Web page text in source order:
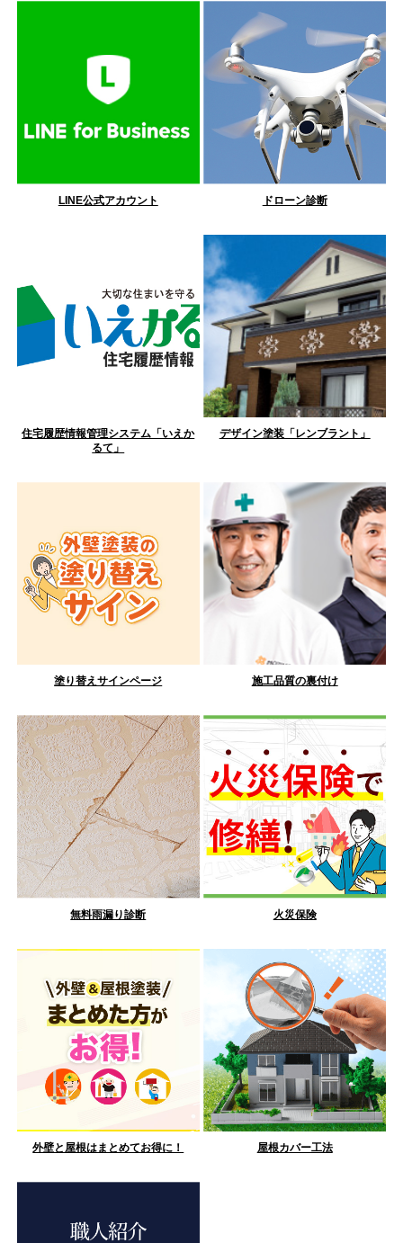
LINE公式アカウント ドローン診断
住宅履歴情報管理システム「いえか
るて」
デザイン塗装「レンブラント」
塗り替えサインページ 施工品質の裏付け
無料雨漏り診断 火災保険
外壁と屋根はまとめてお得に！ 屋根カバー工法